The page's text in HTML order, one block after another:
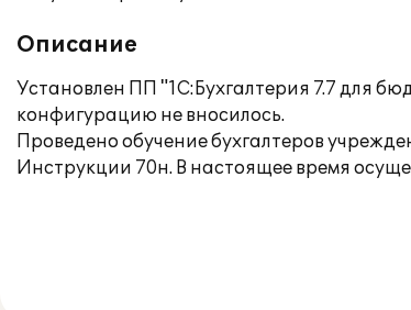
Описание
Установлен ПП "1С:Бухгалтерия 7.7 для
конфигурацию не вносилось.
Проведено обучение бухгалтеров
Инструкции 70н. В настоящее время